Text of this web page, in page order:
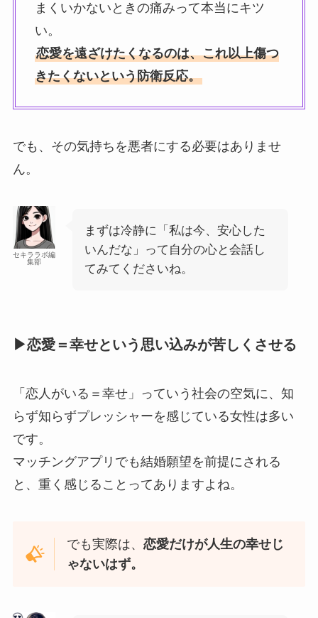
まくいかないときの痛みって本当にキツ
い。
恋愛を遠ざけたくなるのは、これ以上傷つ
きたくないという防衛反応。
でも、その気持ちを悪者にする必要はありませ
ん。
セキララボ編
集部
まずは冷静に「私は今、安心した
いんだな」って自分の心と会話し
てみてくださいね。
▶恋愛＝幸せという思い込みが苦しくさせる
「恋人がいる＝幸せ」っていう社会の空気に、知
らず知らずプレッシャーを感じている女性は多い
です。
マッチングアプリでも結婚願望を前提にされる
と、重く感じることってありますよね。
でも実際は、恋愛だけが人生の幸せじ
ゃないはず。